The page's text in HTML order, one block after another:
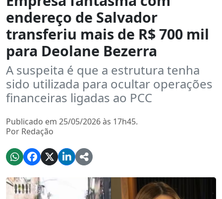
endereço de Salvador
transferiu mais de R$ 700 mil
para Deolane Bezerra
A suspeita é que a estrutura tenha
sido utilizada para ocultar operações
financeiras ligadas ao PCC
Publicado em 25/05/2026 às 17h45.
Por Redação